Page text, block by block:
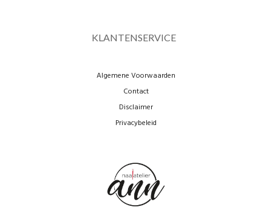
KLANTENSERVICE
Algemene Voorwaarden
Contact
Disclaimer
Privacybeleid